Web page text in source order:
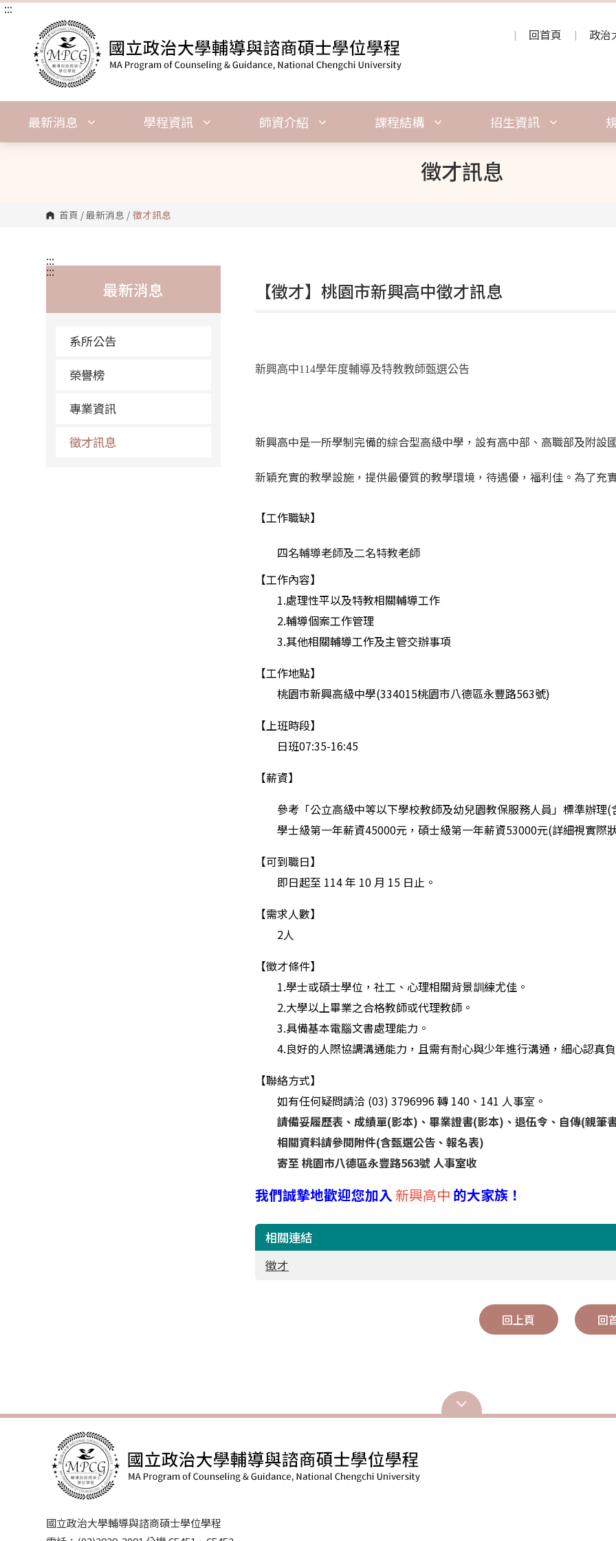
跳
:::
回首頁
政治
最新消息 學程資訊 師資介紹 課程結構 招生資訊
徵才訊息
首頁 /最新消息 / 徵才訊息
:::
最新消息
系所公告
榮譽榜
專業資訊
徵才訊息
:::
【徵才】桃園市新興高中徵才訊息
新興高中114學年度輔導及特教教師甄選公告
新興高中是一所學制完備的綜合型高級中學，設有高中部、高職部及附設
新穎充實的教學設施，提供最優質的教學環境，待遇優，福利佳。為了充
【工作職缺】
四名輔導老師及二名特教老師
【工作內容】
1.處理性平以及特教相關輔導工作
2.輔導個案工作管理
3.其他相關輔導工作及主管交辦事項
【工作地點】
桃園市新興高級中學(334015桃園市八德區永豐路563號)
【上班時段】
日班07:35-16:45
【薪資】
參考「公立高級中等以下學校教師及幼兒園教保服務人員」標準辦理(
學士級第一年薪資45000元，碩士級第一年薪資53000元(詳細視實際
【可到職日】
即日起至 114年 10 月 15 日止。
【需求人數】
2人
【徵才條件】
1.學士或碩士學位，社工、心理相關背景訓練尤佳。
2.大學以上畢業之合格教師或代理教師。
3.具備基本電腦文書處理能力。
4.良好的人際協調溝通能力，且需有耐心與少年進行溝通，細心認真
【聯絡方式】
如有任何疑問請洽 (03) 3796996轉 140 、 141 人事室。
請備妥履歷表、成績單(影本)、畢業證書(影本)、退伍令、自傳(親筆
相關資料請參閱附件(含甄選公告、報名表)
寄至 桃園市八德區永豐路563號 人事室收
我們誠摯地歡迎您加入 新興高中 的大家族！
相關連結
徵才
回上頁 回
國立政治大學輔導與諮商碩士學位學程